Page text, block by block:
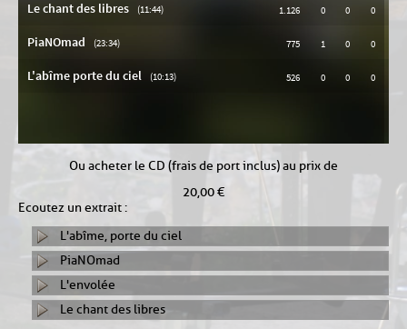
Ou acheter le CD (frais de port inclus) au prix de
20,00 €
Ecoutez un extrait :
L'abîme, porte du ciel
PiaNOmad
L'envolée
Le chant des libres